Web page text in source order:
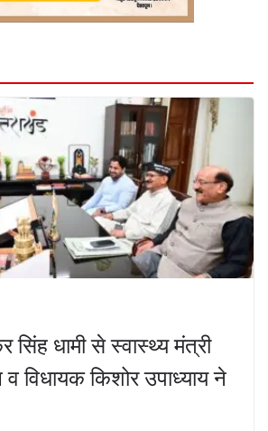
सिंह धामी से स्वास्थ्य मंत्री
विधायक किशोर उपाध्याय ने